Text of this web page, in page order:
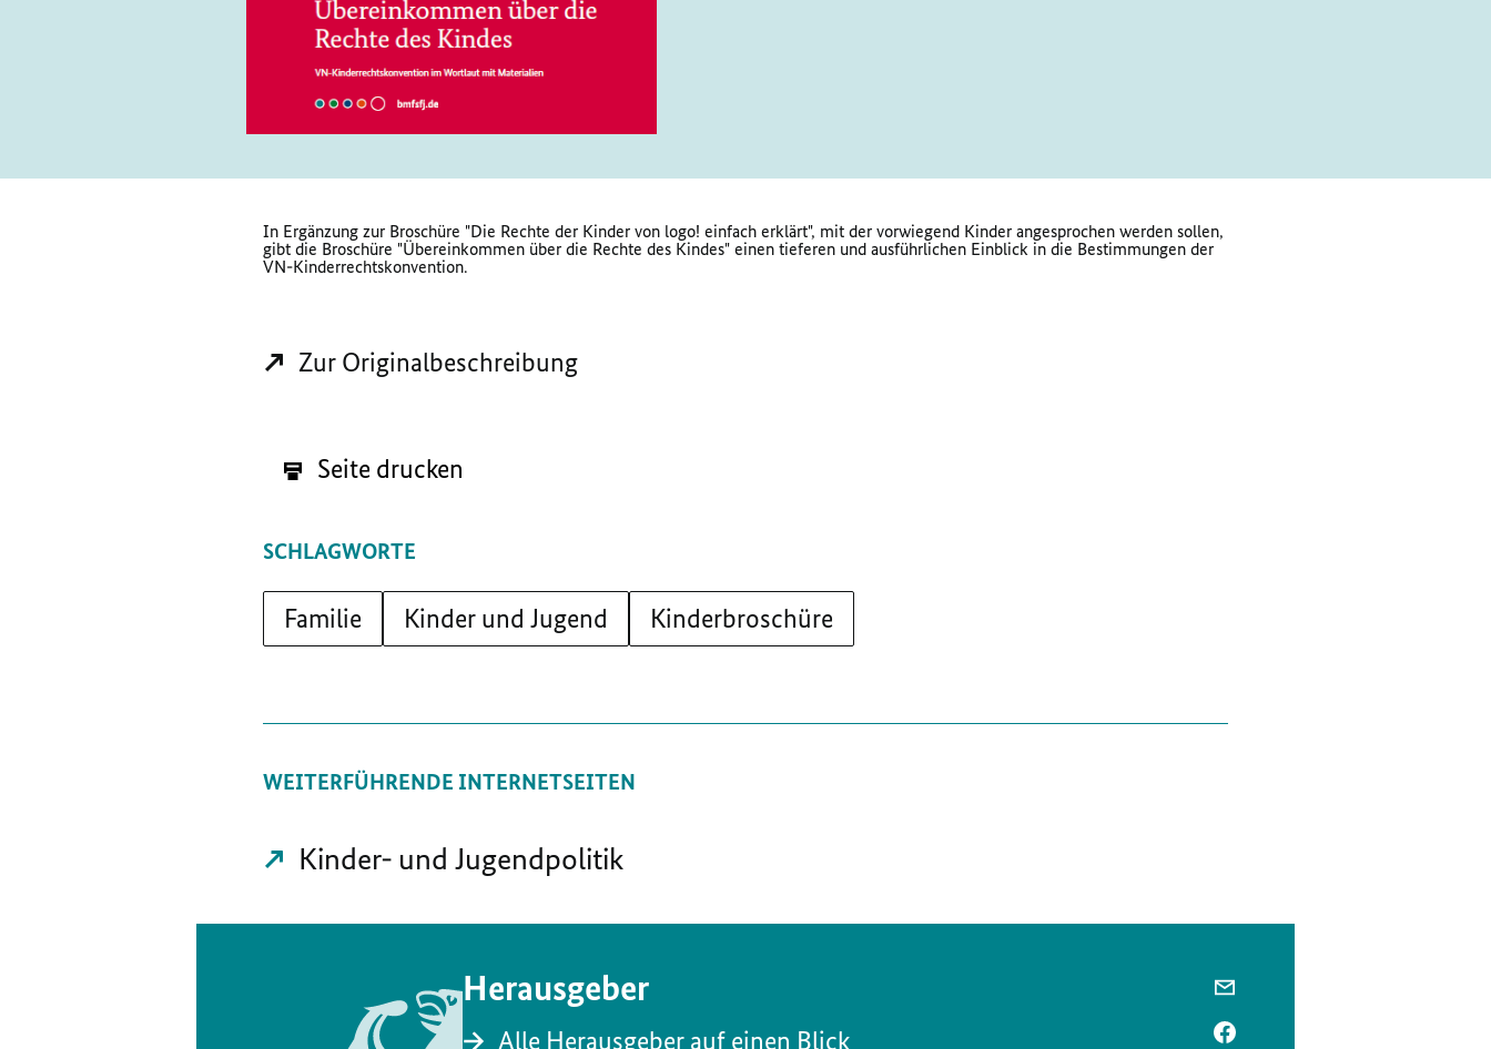
In Ergänzung zur Broschüre "Die Rechte der Kinder von logo! einfach erklärt", mit der vorwiegend Kinder angesprochen werden sollen,
gibt die Broschüre "Übereinkommen über die Rechte des Kindes" einen tieferen und ausführlichen Einblick in die Bestimmungen der
VN-Kinderrechtskonvention.
Zur Originalbeschreibung
Seite drucken
SCHLAGWORTE
Familie Kinder und Jugend Kinderbroschüre
WEITERFÜHRENDE INTERNETSEITEN
Kinder- und Jugendpolitik
Herausgeber
Alle Herausgeber auf einen Blick